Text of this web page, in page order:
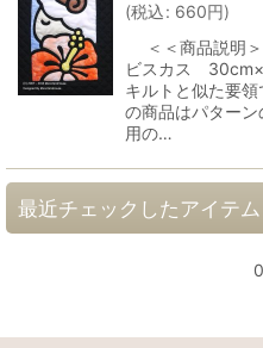
(税込: 660円)
＜＜商品説明＞
ビスカス
キルトと似た要
の商品はパター
用の…
最近チェックしたアイテム